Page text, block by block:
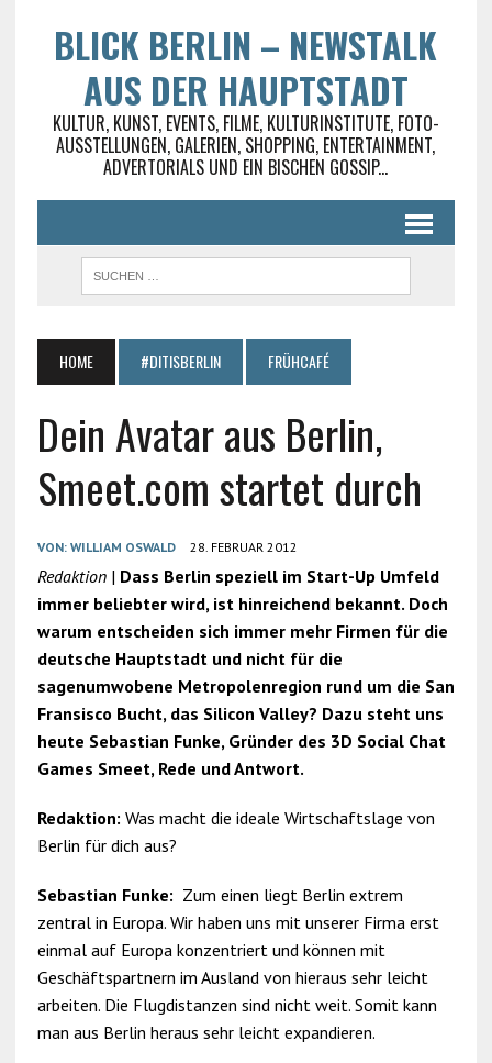
BLICK BERLIN – NEWSTALK
AUS DER HAUPTSTADT
KULTUR, KUNST, EVENTS, FILME, KULTURINSTITUTE, FOTO-
AUSSTELLUNGEN, GALERIEN, SHOPPING, ENTERTAINMENT,
ADVERTORIALS UND EIN BISCHEN GOSSIP...
HOME #DITISBERLIN FRÜHCAFÉ
Dein Avatar aus Berlin,
Smeet.com startet durch
VON: WILLIAM OSWALD 28. FEBRUAR 2012
Redaktion| Dass Berlin speziell im Start-Up Umfeld
immer beliebter wird, ist hinreichend bekannt. Doch
warum entscheiden sich immer mehr Firmen für die
deutsche Hauptstadt und nicht für die
sagenumwobene Metropolenregion rund um die San
Fransisco Bucht, das Silicon Valley? Dazu steht uns
heute Sebastian Funke, Gründer des 3D Social Chat
Games Smeet, Rede und Antwort.
Redaktion: Was macht die ideale Wirtschaftslage von
Berlin für dich aus?
Sebastian Funke: Zum einen liegt Berlin extrem
zentral in Europa. Wir haben uns mit unserer Firma erst
einmal auf Europa konzentriert und können mit
Geschäftspartnern im Ausland von hieraus sehr leicht
arbeiten. Die Flugdistanzen sind nicht weit. Somit kann
man aus Berlin heraus sehr leicht expandieren.